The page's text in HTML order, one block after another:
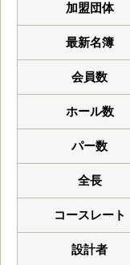
加盟団体
最新名簿
会員数
ホール数
パー数
全長
コースレート
設計者